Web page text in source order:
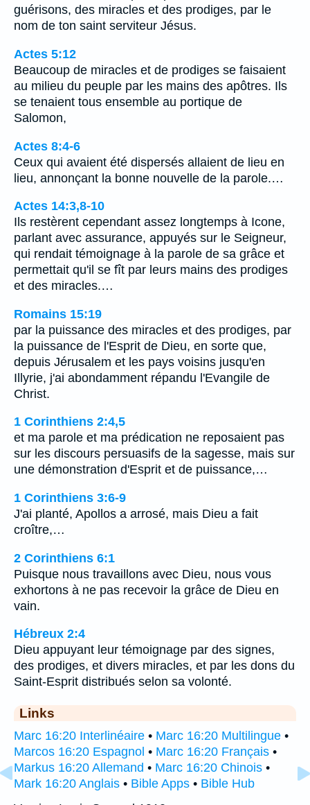
guérisons, des miracles et des prodiges, par le
nom de ton saint serviteur Jésus.
Actes 5:12
Beaucoup de miracles et de prodiges se faisaient
au milieu du peuple par les mains des apôtres. Ils
se tenaient tous ensemble au portique de
Salomon,
Actes 8:4-6
Ceux qui avaient été dispersés allaient de lieu en
lieu, annonçant la bonne nouvelle de la parole.…
Actes 14:3,8-10
Ils restèrent cependant assez longtemps à Icone,
parlant avec assurance, appuyés sur le Seigneur,
qui rendait témoignage à la parole de sa grâce et
permettait qu'il se fît par leurs mains des prodiges
et des miracles.…
Romains 15:19
par la puissance des miracles et des prodiges, par
la puissance de l'Esprit de Dieu, en sorte que,
depuis Jérusalem et les pays voisins jusqu'en
Illyrie, j'ai abondamment répandu l'Evangile de
Christ.
1 Corinthiens 2:4,5
et ma parole et ma prédication ne reposaient pas
sur les discours persuasifs de la sagesse, mais sur
une démonstration d'Esprit et de puissance,…
1 Corinthiens 3:6-9
J'ai planté, Apollos a arrosé, mais Dieu a fait
croître,…
2 Corinthiens 6:1
Puisque nous travaillons avec Dieu, nous vous
exhortons à ne pas recevoir la grâce de Dieu en
vain.
Hébreux 2:4
Dieu appuyant leur témoignage par des signes,
des prodiges, et divers miracles, et par les dons du
Saint-Esprit distribués selon sa volonté.
Links
Marc 16:20 Interlinéaire • Marc 16:20 Multilingue •
Marcos 16:20 Espagnol • Marc 16:20 Français •
Markus 16:20 Allemand • Marc 16:20 Chinois •
Mark 16:20 Anglais • Bible Apps • Bible Hub